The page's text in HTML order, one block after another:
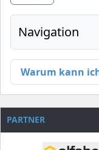
Navigation
Warum kann
PARTNER